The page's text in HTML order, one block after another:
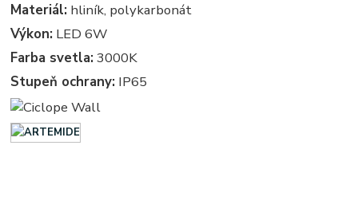
Materiál: hliník, polykarbonát
Výkon: LED 6W
Farba svetla: 3000K
Stupeň ochrany: IP65